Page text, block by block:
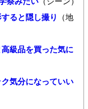
ると隠し撮り
（地
級品を買った気に
気分になっていい